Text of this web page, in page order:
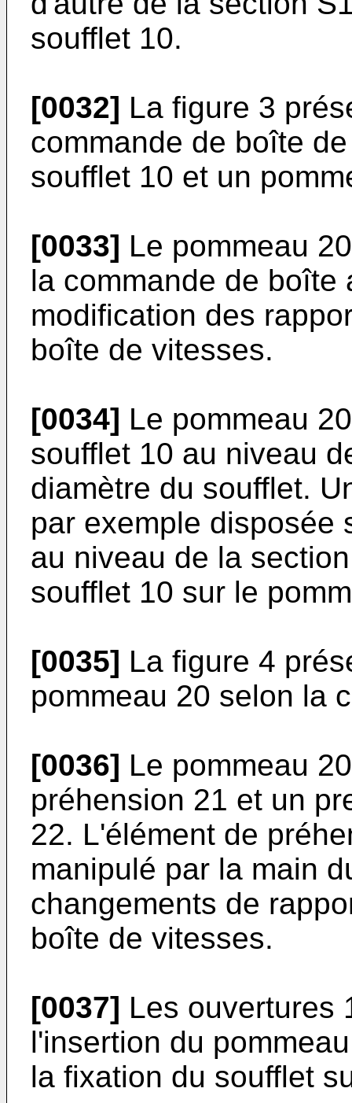
soufflet 10.
[0032] La figure 3
commande de boîte
soufflet 10 et un
[0033] Le pommeau
la commande de boîte
modification des
boîte de vitesses.
[0034] Le pommeau
soufflet 10 au niveau
diamètre du soufflet.
par exemple disposée
au niveau de la
soufflet 10 sur le
[0035] La figure 4
pommeau 20 selon la
[0036] Le pommeau
préhension 21 et un
22. L'élément de
manipulé par la main
changements de
boîte de vitesses.
[0037] Les ouvertures
l'insertion du
la fixation du soufflet